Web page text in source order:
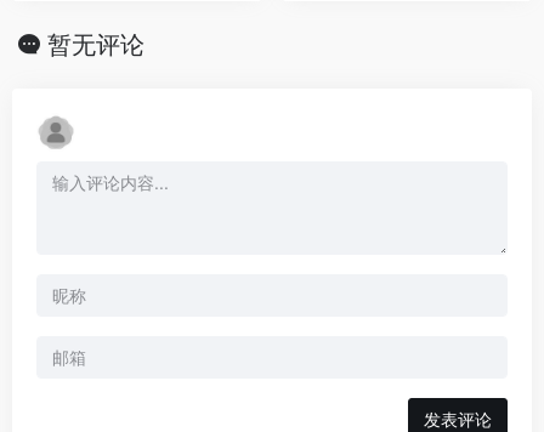
暂无评论
发表评论